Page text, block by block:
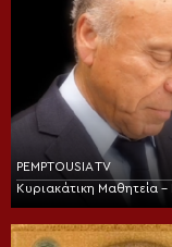
PEMPTOUSIA TV
Κυριακάτικη Μαθητεία